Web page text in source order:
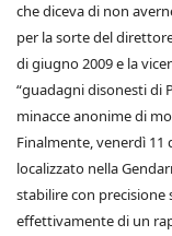
che diceva di non
per la sorte del
di giugno 2009 e la
“guadagni disonesti di
minacce anonime di
Finalmente, venerdì 11
localizzato nella
stabilire con
effettivamente di un